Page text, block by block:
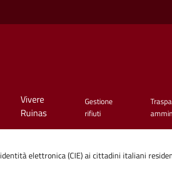
Vivere
Ruinas
Gestione
rifiuti
elettronica (CIE) ai cittadini italiani